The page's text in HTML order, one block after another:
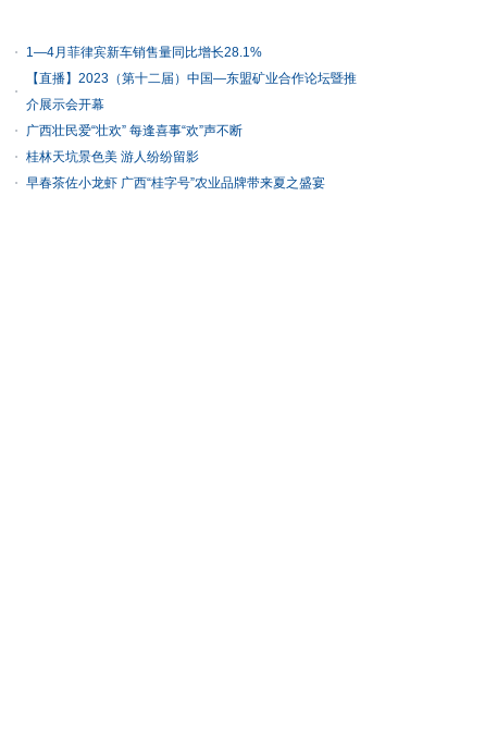
1—4月菲律宾新车销售量同比增长28.1%
【直播】2023（第十二届）中国—东盟矿业合作论坛暨推
介展示会开幕
广西壮民爱“壮欢” 每逢喜事“欢”声不断
桂林天坑景色美 游人纷纷留影
早春茶佐小龙虾 广西“桂字号”农业品牌带来夏之盛宴